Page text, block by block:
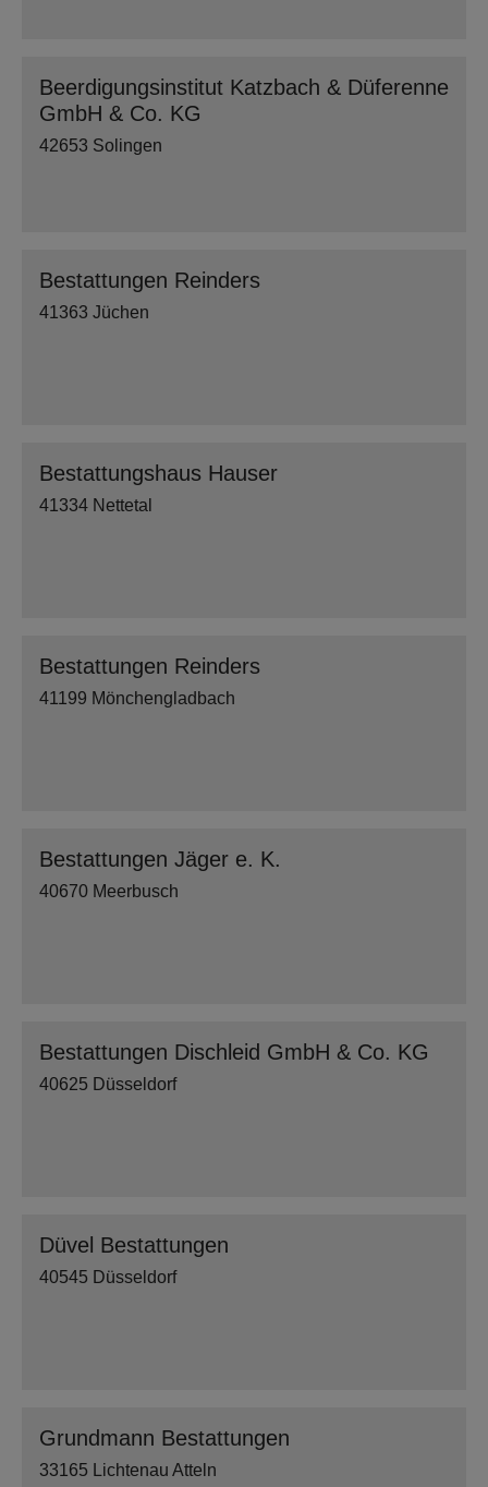
Beerdigungsinstitut Katzbach & Düferenne
GmbH & Co. KG
42653 Solingen
Bestattungen Reinders
41363 Jüchen
Bestattungshaus Hauser
41334 Nettetal
Bestattungen Reinders
41199 Mönchengladbach
Bestattungen Jäger e. K.
40670 Meerbusch
Bestattungen Dischleid GmbH & Co. KG
40625 Düsseldorf
Düvel Bestattungen
40545 Düsseldorf
Grundmann Bestattungen
33165 Lichtenau Atteln